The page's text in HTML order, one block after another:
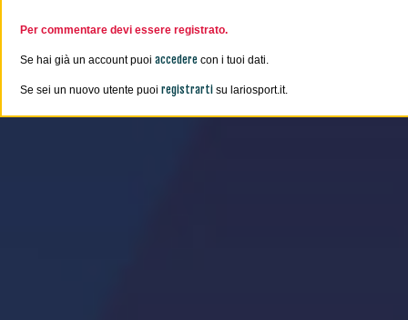
Per commentare devi essere registrato.
Se hai già un account puoi accedere con i tuoi dati.
Se sei un nuovo utente puoi registrarti su lariosport.it.